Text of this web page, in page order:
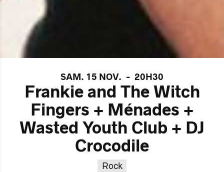
SAM. 15 NOV. - 20H30
Frankie and The Witch
Fingers + Ménades +
Wasted Youth Club + DJ
Crocodile
Rock